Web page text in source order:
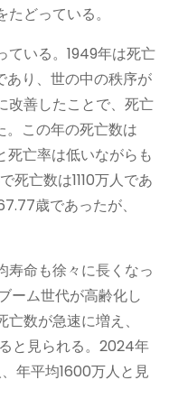
どっている。
ている。1949年は死亡
り、世の中の秩序が
改善したことで、死亡
この年の死亡数は
亡率は低いながらも
亡数は1110万人であ
歳であったが、
寿命も徐々に長くなっ
ーム世代が高齢化し
数が急速に増え、
と見られる。2024年
年平均1600万人と見